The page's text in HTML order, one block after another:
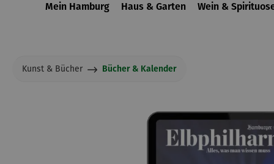
Mein Hamburg Haus & Garten Wein &
Kunst & Bücher Bücher & Kalender